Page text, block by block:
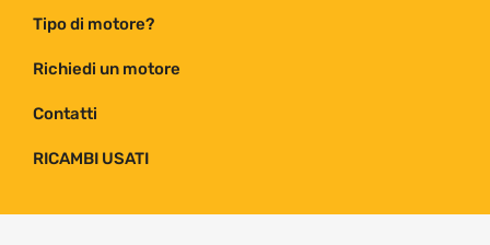
Tipo di motore?
Richiedi un motore
Contatti
RICAMBI USATI